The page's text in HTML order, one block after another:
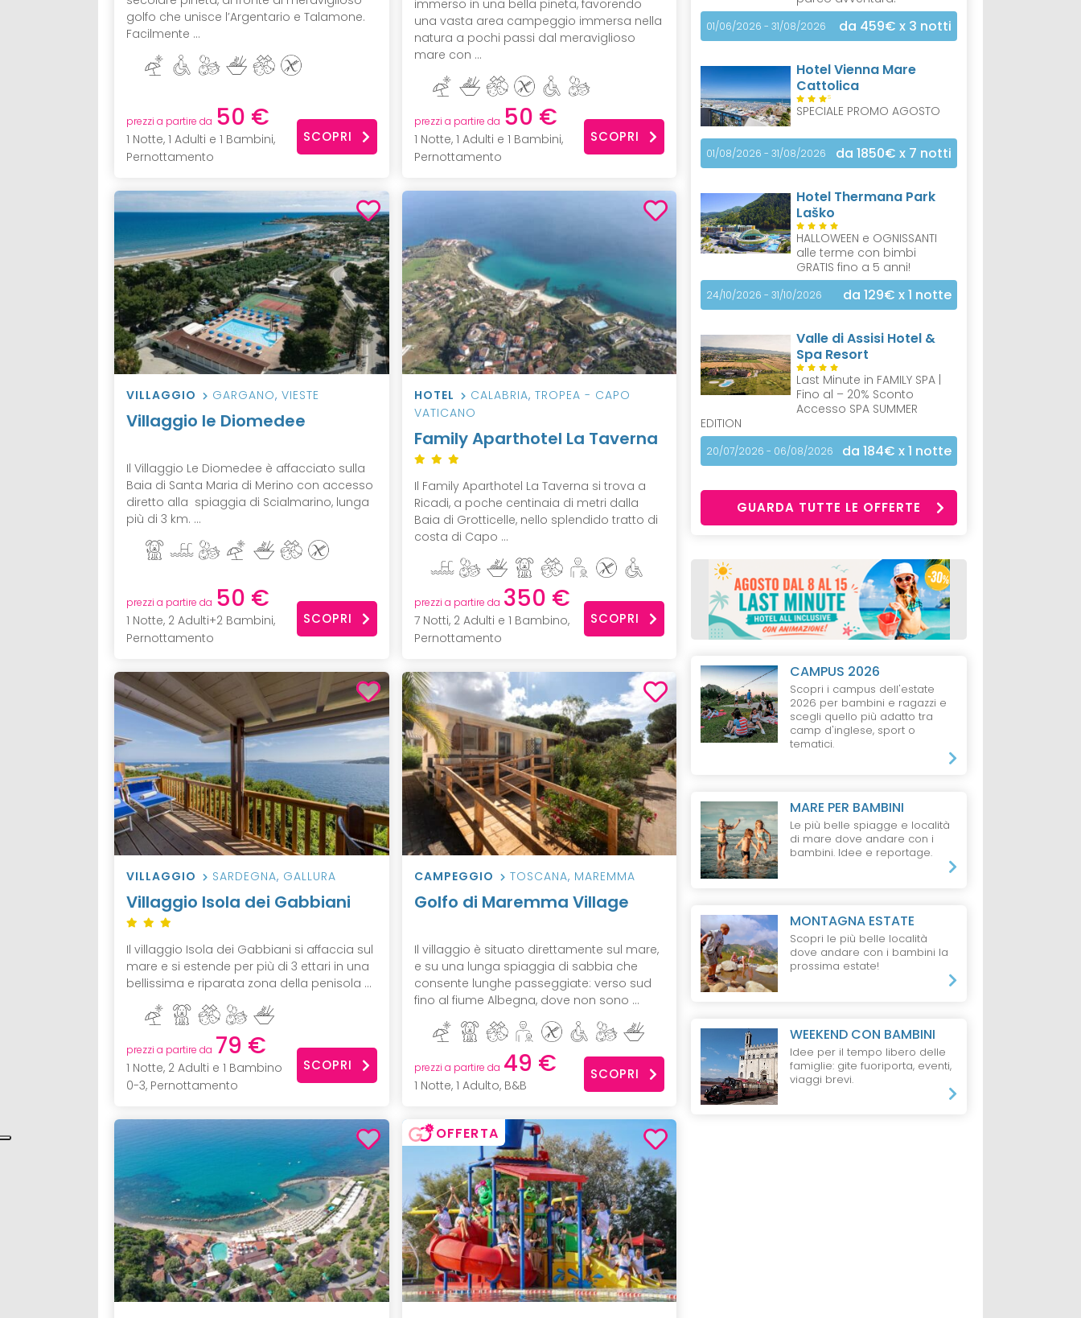
golfo che unisce l’Argentario e Talamone.
Facilmente ...
prezzi a partire da 50 €
1 Notte, 1 Adulti e 1 Bambini,
Pernottamento
SCOPRI
immerso in una bella pineta, favorendo
una vasta area campeggio immersa nella
natura a pochi passi dal meraviglioso
mare con ...
prezzi a partire da 50 €
1 Notte, 1 Adulti e 1 Bambini,
Pernottamento
SCOPRI
VILLAGGIO GARGANO, VIESTE
Villaggio le Diomedee
Il Villaggio Le Diomedee è affacciato sulla
Baia di Santa Maria di Merino con accesso
diretto alla spiaggia di Scialmarino, lunga
più di 3 km. ...
prezzi a partire da 50 €
1 Notte, 2 Adulti+2 Bambini,
Pernottamento
SCOPRI
HOTEL CALABRIA, TROPEA - CAPO
VATICANO
Family Aparthotel La Taverna
Il Family Aparthotel La Taverna si trova a
Ricadi, a poche centinaia di metri dalla
Baia di Grotticelle, nello splendido tratto di
costa di Capo ...
prezzi a partire da 350 €
7 Notti, 2 Adulti e 1 Bambino,
Pernottamento
SCOPRI
VILLAGGIO SARDEGNA, GALLURA
Villaggio Isola dei Gabbiani
Il villaggio Isola dei Gabbiani si affaccia sul
mare e si estende per più di 3 ettari in una
bellissima e riparata zona della penisola ...
prezzi a partire da 79 €
1 Notte, 2 Adulti e 1 Bambino
0-3, Pernottamento
SCOPRI
CAMPEGGIO TOSCANA, MAREMMA
Golfo di Maremma Village
Il villaggio è situato direttamente sul mare,
e su una lunga spiaggia di sabbia che
consente lunghe passeggiate: verso sud
fino al fiume Albegna, dove non sono ...
prezzi a partire da 49 €
1 Notte, 1 Adulto, B&B
SCOPRI
OFFERTA
01/06/2026 - 31/08/2026 da 459€ x 3 notti
Hotel Vienna Mare
Cattolica
S
SPECIALE PROMO AGOSTO
01/08/2026 - 31/08/2026 da 1850€ x 7 notti
Hotel Thermana Park
Laško
HALLOWEEN e OGNISSANTI
alle terme con bimbi
GRATIS fino a 5 anni!
24/10/2026 - 31/10/2026 da 129€ x 1 notte
Valle di Assisi Hotel &
Spa Resort
Last Minute in FAMILY SPA |
Fino al – 20% Sconto
Accesso SPA SUMMER
EDITION
20/07/2026 - 06/08/2026 da 184€ x 1 notte
GUARDA TUTTE LE OFFERTE
CAMPUS 2026
Scopri i campus dell'estate
2026 per bambini e ragazzi e
scegli quello più adatto tra
camp d'inglese, sport o
tematici.
MARE PER BAMBINI
Le più belle spiagge e località
di mare dove andare con i
bambini. Idee e reportage.
MONTAGNA ESTATE
Scopri le più belle località
dove andare con i bambini la
prossima estate!
WEEKEND CON BAMBINI
Idee per il tempo libero delle
famiglie: gite fuoriporta, eventi,
viaggi brevi.